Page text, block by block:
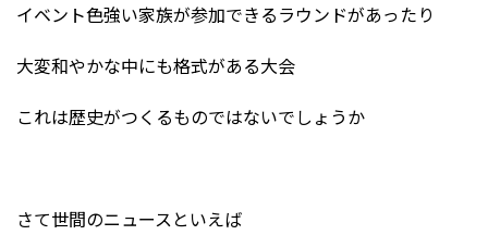
イベント色強い家族が参加できるラウンドがあったり
大変和やかな中にも格式がある大会
これは歴史がつくるものではないでしょうか
さて世間のニュースといえば